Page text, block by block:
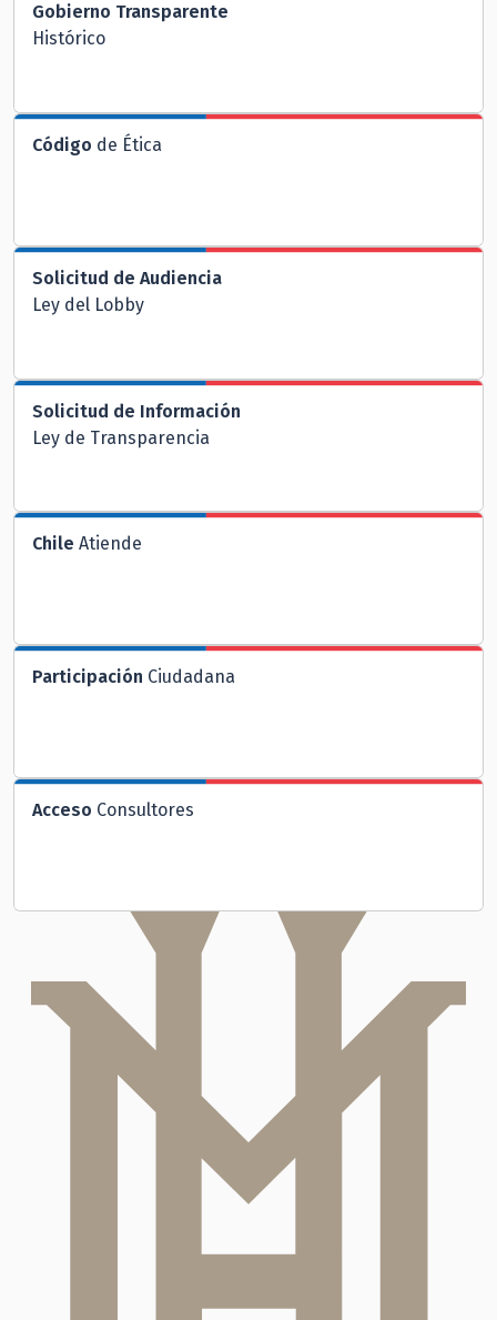
Gobierno Transparente
Histórico
Código de Ética
Solicitud de Audiencia
Ley del Lobby
Solicitud de Información
Ley de Transparencia
Chile Atiende
Participación Ciudadana
Acceso Consultores